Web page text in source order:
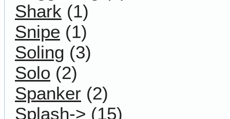
Shark (1)
Snipe (1)
Soling (3)
Solo (2)
Spanker (2)
Splash-> (15)